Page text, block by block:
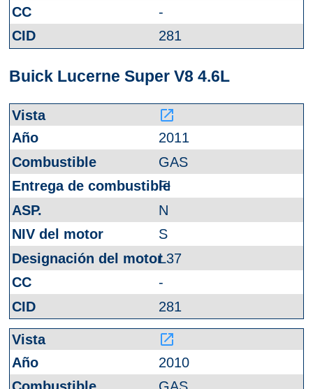
-
281
Buick Lucerne Super V8 4.6L
launch
2011
GAS
FI
N
S
L37
-
281
launch
2010